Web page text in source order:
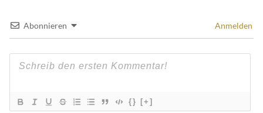
Abonnieren Anmelden
{} [+]